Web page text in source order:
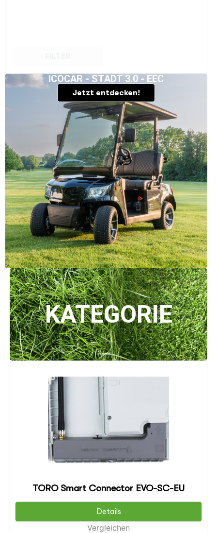
ICOCAR - STADT 3.0 - EEC
Jetzt entdecken!
KATEGORIE
TORO Smart Connector EVO-SC-EU
Details
Vergleichen